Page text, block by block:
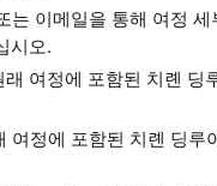
는 이메일을 통해 여정
시오.
여정에 포함된 치롄
여정에 포함된 치롄 딩